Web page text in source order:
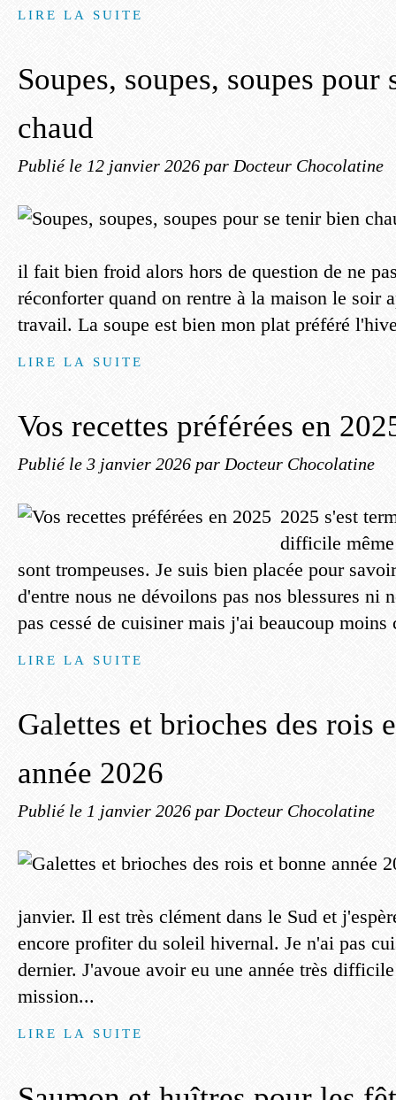
LIRE LA SUITE
Soupes, soupes, soupes pour
chaud
Publié le 12 janvier 2026 par Docteur Chocolatine
il fait bien froid alors hors de question de ne
réconforter quand on rentre à la maison le soir
travail. La soupe est bien mon plat préféré
LIRE LA SUITE
Vos recettes préférées en
Publié le 3 janvier 2026 par Docteur Chocolatine
2025 s'est
difficile même
sont trompeuses. Je suis bien placée pour
d'entre nous ne dévoilons pas nos blessures ni
pas cessé de cuisiner mais j'ai beaucoup moins
LIRE LA SUITE
Galettes et brioches des rois
année 2026
Publié le 1 janvier 2026 par Docteur Chocolatine
janvier. Il est très clément dans le Sud et
encore profiter du soleil hivernal. Je n'ai pas
dernier. J'avoue avoir eu une année très
mission...
LIRE LA SUITE